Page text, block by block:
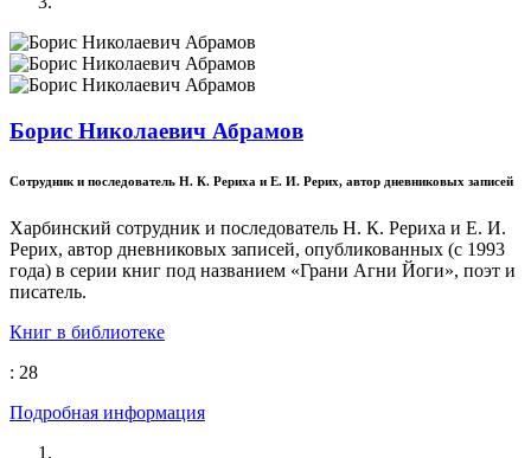
Борис Николаевич Абрамов
Сотрудник и последователь Н. К. Рериха и Е. И. Рерих, автор дневниковых записей
Харбинский сотрудник и последователь Н. К. Рериха и Е. И.
Рерих, автор дневниковых записей, опубликованных (с 1993
года) в серии книг под названием «Грани Агни Йоги», поэт и
писатель.
Книг в библиотеке
: 28
Подробная информация